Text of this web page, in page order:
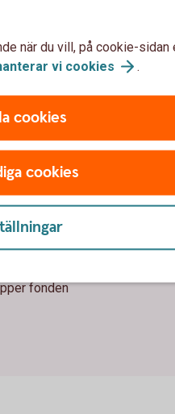
den
fonden
när du vill, på cookie-sidan
vi cookies .
cookies
cookies